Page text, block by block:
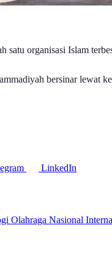
satu organisasi Islam
bersinar lewat
LinkedIn
Olahraga Nasional